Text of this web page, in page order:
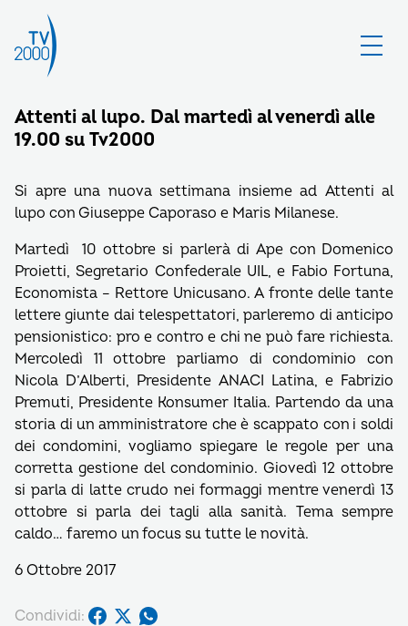
Attenti al lupo. Dal martedì al venerdì alle
19.00 su Tv2000
Si apre una nuova settimana insieme ad Attenti al
lupo con Giuseppe Caporaso e Maris Milanese.
Martedì 10 ottobre si parlerà di Ape con Domenico
Proietti, Segretario Confederale UIL, e Fabio Fortuna,
Economista – Rettore Unicusano. A fronte delle tante
lettere giunte dai telespettatori, parleremo di anticipo
pensionistico: pro e contro e chi ne può fare richiesta.
Mercoledì 11 ottobre parliamo di condominio con
Nicola D’Alberti, Presidente ANACI Latina, e Fabrizio
Premuti, Presidente Konsumer Italia. Partendo da una
storia di un amministratore che è scappato con i soldi
dei condomini, vogliamo spiegare le regole per una
corretta gestione del condominio. Giovedì 12 ottobre
si parla di latte crudo nei formaggi mentre venerdì 13
ottobre si parla dei tagli alla sanità. Tema sempre
caldo… faremo un focus su tutte le novità.
6 Ottobre 2017
Condividi: